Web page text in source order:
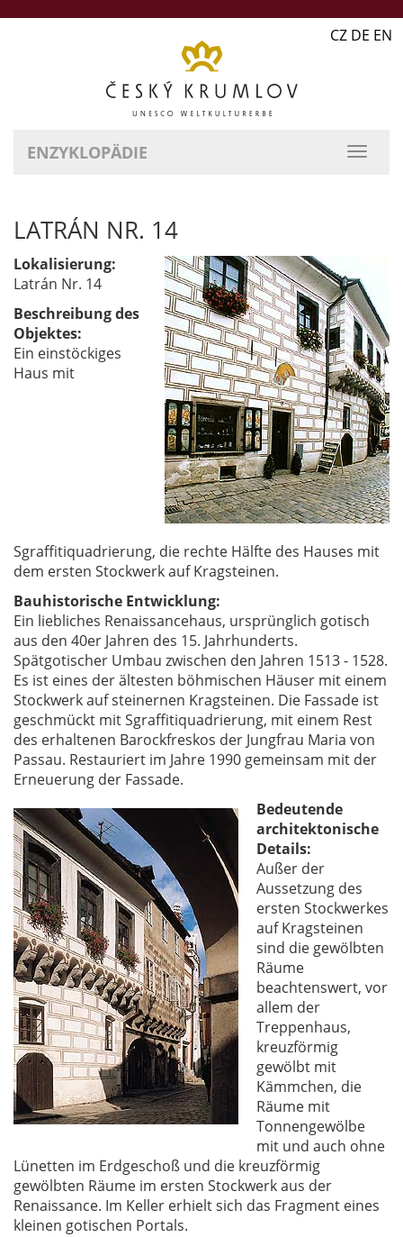
CZ DE EN
ENZYKLOPÄDIE
LATRÁN NR. 14
Lokalisierung:
Latrán Nr. 14
Beschreibung des
Objektes:
Ein einstöckiges
Haus mit
Sgraffitiquadrierung, die rechte Hälfte des Hauses mit
dem ersten Stockwerk auf Kragsteinen.
Bauhistorische Entwicklung:
Ein liebliches Renaissancehaus, ursprünglich gotisch
aus den 40er Jahren des 15. Jahrhunderts.
Spätgotischer Umbau zwischen den Jahren 1513 - 1528.
Es ist eines der ältesten böhmischen Häuser mit einem
Stockwerk auf steinernen Kragsteinen. Die Fassade ist
geschmückt mit Sgraffitiquadrierung, mit einem Rest
des erhaltenen Barockfreskos der Jungfrau Maria von
Passau. Restauriert im Jahre 1990 gemeinsam mit der
Erneuerung der Fassade.
Bedeutende
architektonische
Details:
Außer der
Aussetzung des
ersten Stockwerkes
auf Kragsteinen
sind die gewölbten
Räume
beachtenswert, vor
allem der
Treppenhaus,
kreuzförmig
gewölbt mit
Kämmchen, die
Räume mit
Tonnengewölbe
mit und auch ohne
Lünetten im Erdgeschoß und die kreuzförmig
gewölbten Räume im ersten Stockwerk aus der
Renaissance. Im Keller erhielt sich das Fragment eines
kleinen gotischen Portals.